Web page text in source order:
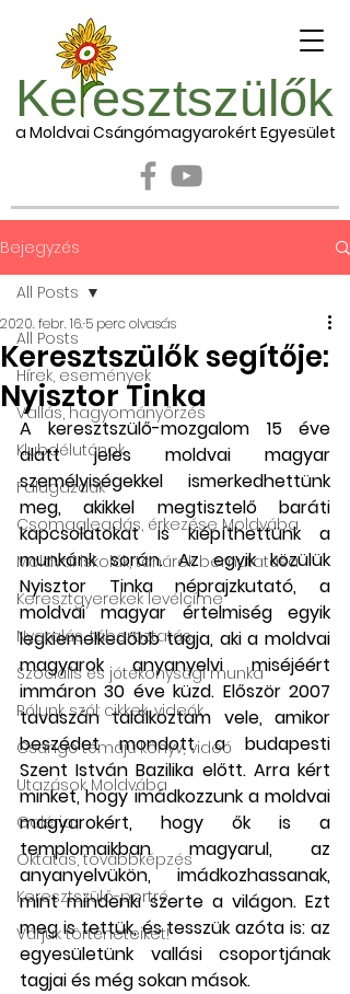
Ke esztszülők
a Moldvai Csángómagyarokért Egyesület
Bejegyzés
All Posts
Hírek, események
Vallás, hagyományőrzés
Klubdélutánok
Falugazdák
Csomagleadás, érkezése Moldvába
Moldvai iskolák, tanárok bemutatása
Keresztgyerekek levélcíme
Nyaralás, táboroztatás
Szociális és jótékonysági munka
Rólunk szól: cikkek, videók
Csángó témájú könyv, videó
Utazások Moldvába
Galéria
Oktatás, továbbképzés
Keresztszülő-portré
Várjuk történeteiket!
All Posts
Keresztszülők segítője:
Nyisztor Tinka
2020. febr. 16.5 perc olvasás
A keresztszülő-mozgalom 15 éve
alatt jeles moldvai magyar
személyiségekkel ismerkedhettünk
meg, akikkel megtisztelő baráti
kapcsolatokat is kiépíthettünk a
munkánk során. Az egyik közülük
Nyisztor Tinka néprajzkutató, a
moldvai magyar értelmiség egyik
legkiemelkedőbb tagja, aki a moldvai
magyarok anyanyelvi miséjéért
immáron 30 éve küzd. Először 2007
tavaszán találkoztam vele, amikor
beszédet mondott a budapesti
Szent István Bazilika előtt. Arra kért
minket, hogy imádkozzunk a moldvai
magyarokért, hogy ők is a
templomaikban magyarul, az
anyanyelvükön, imádkozhassanak,
mint mindenki szerte a világon. Ezt
meg is tettük, és tesszük azóta is: az
egyesületünk vallási csoportjának
tagjai és még sokan mások.